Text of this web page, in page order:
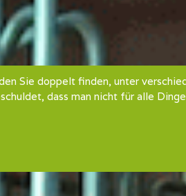
Sie doppelt finden, unter
dass man nicht für alle